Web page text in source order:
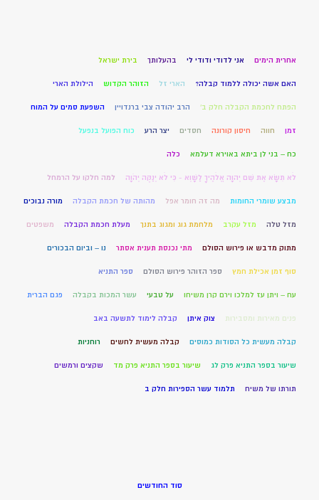
אחרית הימים אני לדודי ודודי לי בהעלותך בירת ישראל
האם אשה יכולה ללמוד קבלה? הארי זל הזוהר הקדוש הילולת הארי
הפתח לחכמת הקבלה חלק ב' הרב יהודה צבי ברנדויין השפעת סמים על המוח
זמן חווה חיסון קורונה חסדים יצר הרע כוח הפועל בנפעל
כח – בני לן ביתא באוירא דעלמא כלה
לֹא תִשָּׂא אֶת שֵׁם יְהוָה אֱלֹהֶיךָ לַשָּׁוְא - כִּי לֹא יְנַקֶּה יְהֹוָה למה חלקו על הרמחל
מבצע שומרי החומות מה זה חומר אפל מהותה של חכמת הקבלה מורה נבוכים
מזל טלה מזל עקרב מלחמת גוג ומגוג בתנך מעלת חכמת הקבלה משפטים
מתוק מדבש או פירוש הסולם מתי נכנסת תענית אסתר נו – וביום הבכורים
סוף זמן אכילת חמץ ספר הזוהר פירוש הסולם ספר התניא
עח – ויתן עז למלכו וירם קרן משיחו על טבעי עשר המכות בקבלה פגם הברית
פנים מאירות ומסבירות צוק איתן קבלה לימוד לתשעה באב
קבלה מעשית כל הסודות כמוסים קבלה מעשית לחשים רוחניות
שיעור בספר התניא פרק לג שיעור בספר התניא פרק מד שקצים ורמשים
תורתו של משיח תלמוד עשר הספירות חלק ב
סוד החודשים